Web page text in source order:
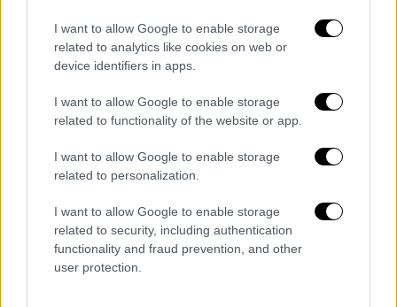
I want to allow Google to enable storage
related to analytics like cookies on web or
device identifiers in apps.
I want to allow Google to enable storage
related to functionality of the website or app.
I want to allow Google to enable storage
related to personalization.
I want to allow Google to enable storage
related to security, including authentication
functionality and fraud prevention, and other
user protection.
ελέγξτε τα για τσιμπούρια.
Εάν εντοπίσετε τσιμπούρι στα ρούχα
σας, αφαιρέστε το προσεκτικά (όχι με
γυμνά χέρια).
Αν βρείτε τσιμπούρι στο σώμα σας, αυτό
θα πρέπει να αφαιρεθεί όσο το δυνατόν
πιο γρήγορα και με σωστό τρόπο, με
ξέρετε τον σωστό τρόπο αφαίρεσης του
τσιμπουριού ή δεν έχετε την κατάλληλη
λαβίδα, ΜΗΝ βγάζετε μόνοι σας το